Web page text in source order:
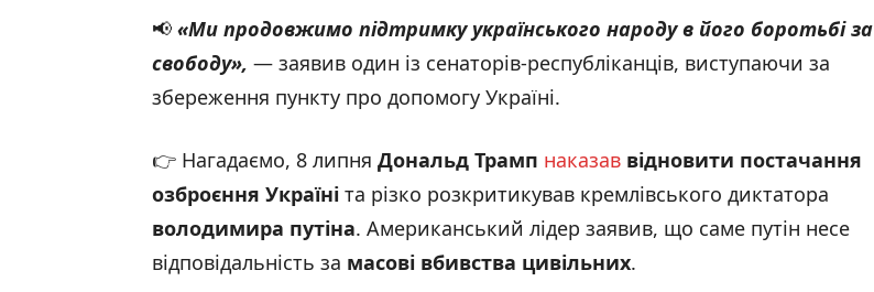
📢 «Ми продовжимо підтримку українського народу в його боротьбі за
свободу», — заявив один із сенаторів-республіканців, виступаючи за
збереження пункту про допомогу Україні.
👉 Нагадаємо, 8 липня Дональд Трамп наказав відновити постачання
озброєння Україні та різко розкритикував кремлівського диктатора
володимира путіна. Американський лідер заявив, що саме путін несе
відповідальність за масові вбивства цивільних.